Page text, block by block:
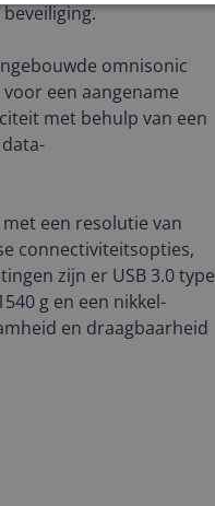
omnisonic
een aangename
met behulp van een
een resolutie van
connectiviteitsopties,
zijn er USB 3.0 type
g en een nikkel-
en draagbaarheid